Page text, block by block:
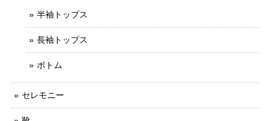
半袖トップス
長袖トップス
ボトム
セレモニー